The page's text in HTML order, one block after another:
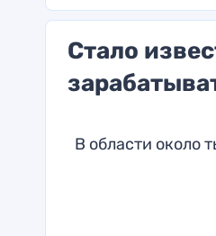
Стало
В области около